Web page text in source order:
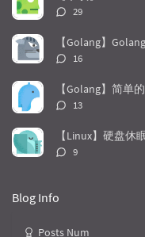
a
r
t
i
e
评
数：
29
【Golang】
评
数：
16
【Golang】简单
评
数：
13
【Linux】硬盘休
评
9
Blog Info
Posts Num